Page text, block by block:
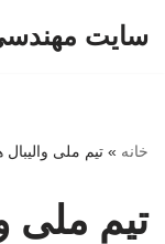
سایت
خانه » تیم ملی
تیم ملی